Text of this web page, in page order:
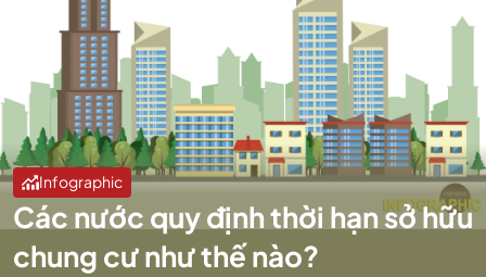
Infographic
Các nước quy định thời hạn sở hữu
chung cư như thế nào?